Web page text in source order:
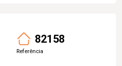
82158
Referência